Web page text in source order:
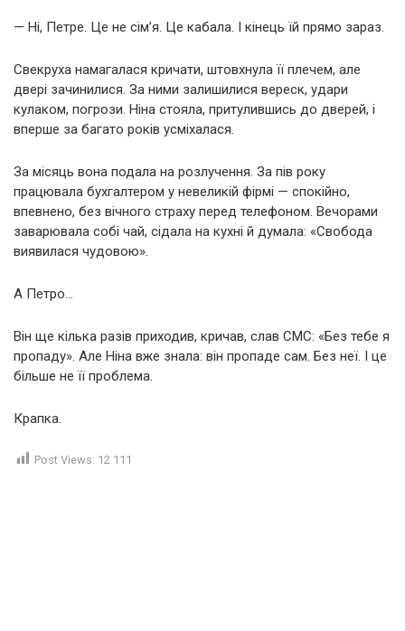
— Ні, Петре. Це не сім’я. Це кабала. І кінець їй прямо зараз.
Свекруха намагалася кричати, штовхнула її плечем, але
двері зачинилися. За ними залишилися вереск, удари
кулаком, погрози. Ніна стояла, притулившись до дверей, і
вперше за багато років усміхалася.
За місяць вона подала на розлучення. За пів року
працювала бухгалтером у невеликій фірмі — спокійно,
впевнено, без вічного страху перед телефоном. Вечорами
заварювала собі чай, сідала на кухні й думала: «Свобода
виявилася чудовою».
А Петро…
Він ще кілька разів приходив, кричав, слав СМС: «Без тебе я
пропаду». Але Ніна вже знала: він пропаде сам. Без неї. І це
більше не її проблема.
Крапка.
Post Views: 12 111